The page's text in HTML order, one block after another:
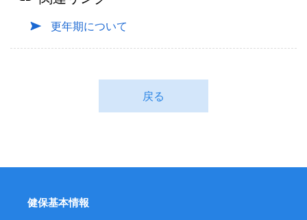
更年期について
戻る
健保基本情報